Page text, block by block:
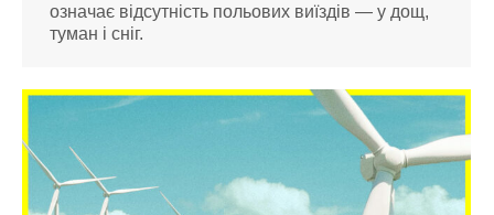
означає відсутність польових виїздів — у дощ,
туман і сніг.